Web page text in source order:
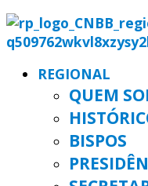
REGIONAL
QUEM
BISPOS